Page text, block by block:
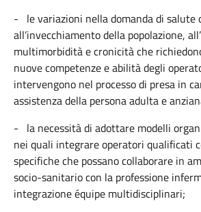
- le variazioni nella domanda di salute
all’invecchiamento della popolazione,
multimorbidità e cronicità che
nuove competenze e abilità degli
intervengono nel processo di presa in
assistenza della persona adulta e
- la necessità di adottare modelli
nei quali integrare operatori qualificati
specifiche che possano collaborare in
socio-sanitario con la professione
integrazione équipe multidisciplinari;